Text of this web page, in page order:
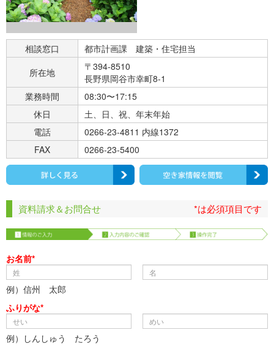
相談窓口
都市計画課 建築・住宅担当
所在地
〒394-8510
長野県岡谷市幸町8-1
業務時間
08:30〜17:15
休日
土、日、祝、年末年始
電話
0266-23-4811 内線1372
FAX
0266-23-5400
資料請求＆お問合せ *は必須項目です
お名前*
例）信州 太郎
ふりがな*
例）しんしゅう たろう